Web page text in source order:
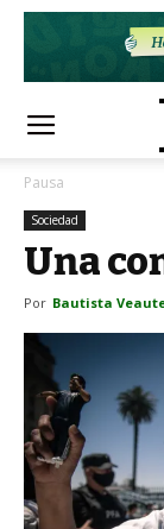
Pausa
Sociedad
Una
Por Bautista